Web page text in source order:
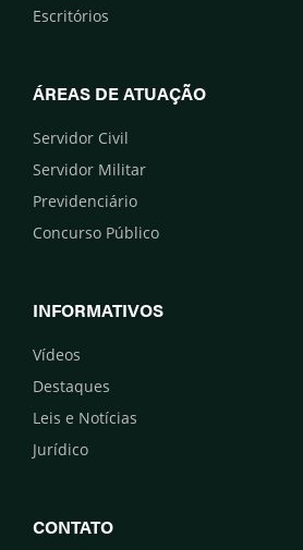
Escritórios
ÁREAS DE ATUAÇÃO
Servidor Civil
Servidor Militar
Previdenciário
Concurso Público
INFORMATIVOS
Vídeos
Destaques
Leis e Notícias
Jurídico
CONTATO